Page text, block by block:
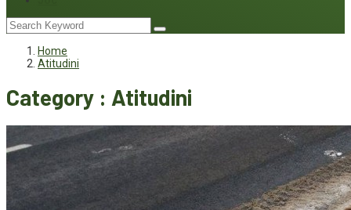
Home
Atitudini
Category : Atitudini